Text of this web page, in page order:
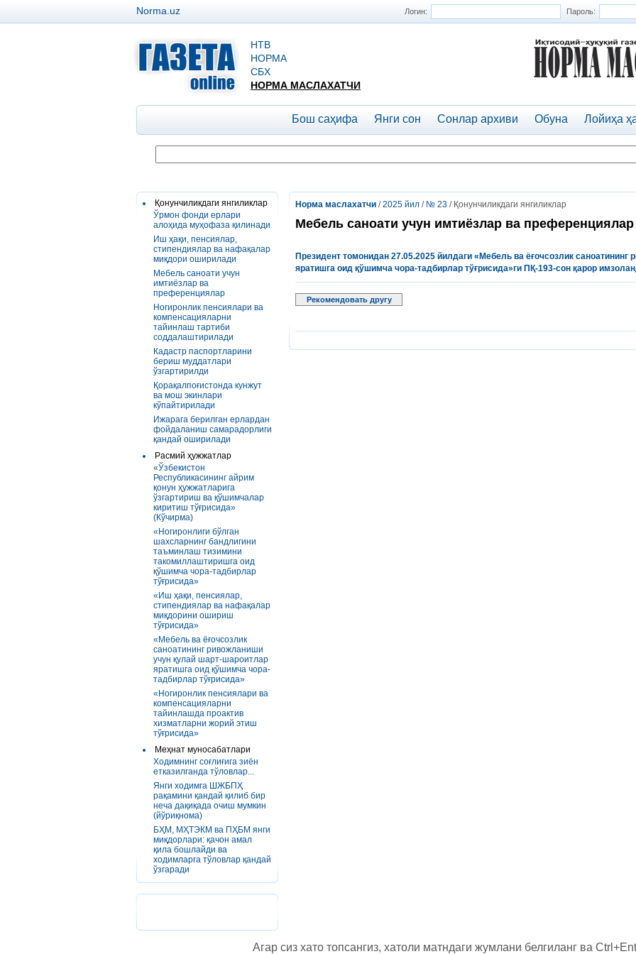
Логин: Пароль:
Norma.uz
НТВ
НОРМА
СБХ
НОРМА МАСЛАХАТЧИ
Бош саҳифа Янги сон Сонлар архиви Обуна Лойиҳа
Қонунчиликдаги янгиликлар
Ўрмон фонди ерлари
алоҳида муҳофаза қилинади
Иш ҳақи, пенсиялар,
стипендиялар ва нафақалар
миқдори оширилади
Мебель саноати учун
имтиёзлар ва
преференциялар
Ногиронлик пенсиялари ва
компенсацияларни
тайинлаш тартиби
соддалаштирилади
Кадастр паспортларини
бериш муддатлари
ўзгартирилди
Қорақалпоғистонда кунжут
ва мош экинлари
кўпайтирилади
Ижарага берилган ерлардан
фойдаланиш самарадорлиги
қандай оширилади
Расмий ҳужжатлар
«Ўзбекистон
Республикасининг айрим
қонун ҳужжатларига
ўзгартириш ва қўшимчалар
киритиш тўғрисида»
(Кўчирма)
«Ногиронлиги бўлган
шахсларнинг бандлигини
таъминлаш тизимини
такомиллаштиришга оид
қўшимча чора-тадбирлар
тўғрисида»
«Иш ҳақи, пенсиялар,
стипендиялар ва нафақалар
миқдорини ошириш
тўғрисида»
«Мебель ва ёғочсозлик
саноатининг ривожланиши
учун қулай шарт-шароитлар
яратишга оид қўшимча чора-
тадбирлар тўғрисида»
«Ногиронлик пенсиялари ва
компенсацияларни
тайинлашда проактив
хизматларни жорий этиш
тўғрисида»
Меҳнат муносабатлари
Ходимнинг соғлиғига зиён
етказилганда тўловлар...
Янги ходимга ШЖБПҲ
рақамини қандай қилиб бир
неча дақиқада очиш мумкин
(йўриқнома)
БҲМ, МҲТЭКМ ва ПҲБМ янги
миқдорлари: қачон амал
қила бошлайди ва
ходимларга тўловлар қандай
ўзгаради
Норма маслахатчи /2025 йил / № 23 / Қонунчиликдаги янгиликлар
Мебель саноати учун имтиёзлар ва преференциялар
Президент томонидан 27.05.2025 йилдаги «Мебель ва ёғочсозлик
яратишга оид қўшимча чора-тадбирлар тўғрисида»ги ПҚ-193-сон қарор
Рекомендовать другу
Агар сиз хато топсангиз, хатоли матндаги жумлани белгиланг ва